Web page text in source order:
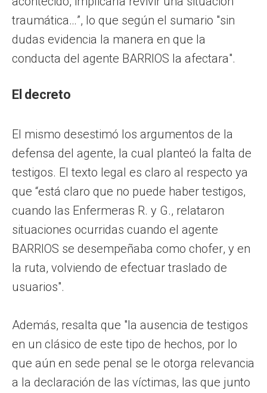
traumática…”, lo que según el sumario "sin
dudas evidencia la manera en que la
conducta del agente BARRIOS la afectara".
El decreto
El mismo desestimó los argumentos de la
defensa del agente, la cual planteó la falta de
testigos. El texto legal es claro al respecto ya
que “está claro que no puede haber testigos,
cuando las Enfermeras R. y G., relataron
situaciones ocurridas cuando el agente
BARRIOS se desempeñaba como chofer, y en
la ruta, volviendo de efectuar traslado de
usuarios".
Además, resalta que "la ausencia de testigos
en un clásico de este tipo de hechos, por lo
que aún en sede penal se le otorga relevancia
a la declaración de las víctimas, las que junto